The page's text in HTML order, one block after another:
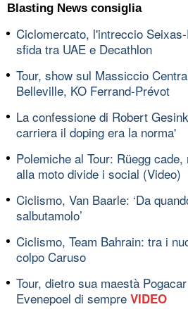
Blasting News consiglia
Ciclomercato, l'intreccio
sfida tra UAE e Decathlon
Tour, show sul Massiccio
Belleville, KO Ferrand-Prévot
La confessione di Robert
carriera il doping era la norma'
Polemiche al Tour: Rüegg
alla moto divide i social (Video)
Ciclismo, Van Baarle: ‘Da
salbutamolo’
Ciclismo, Team Bahrain: tra i
colpo Caruso
Tour, dietro sua maestà
Evenepoel di sempre VIDEO